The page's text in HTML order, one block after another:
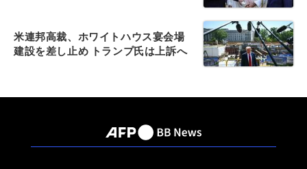
米連邦高裁、ホワイトハウス宴会場
建設を差し止め トランプ氏は上訴へ